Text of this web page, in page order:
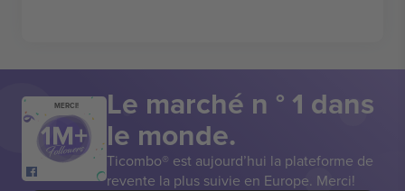
MERCI! Le marché n ° 1 dans
le monde.
Ticombo® est aujourd’hui la plateforme de
revente la plus suivie en Europe. Merci!